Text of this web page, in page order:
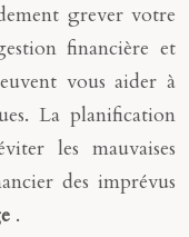
grever votre
financière et
vous aider à
La planification
les mauvaises
des imprévus
.